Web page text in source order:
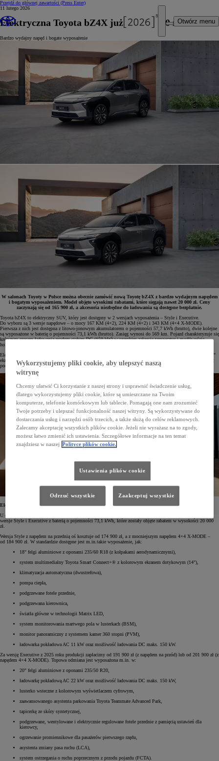
Przejdź do głównej zawartości (Press Enter)
Otwórz menu
11 lutego 2026
Elektryczna Toyota bZ4X już od 165 900 zł
Bardzo wydajny napęd i bogate wyposażenie
W salonach Toyoty w Polsce można obecnie zamówić nową Toyotę bZ4X z bardzo wydajnym napędem
i bogatym wyposażeniem. Model objęto wysokimi rabatami, które sięgają nawet 20 000 zł. Ceny
zaczynają się od 165 900 zł, a akcesoria niezbędne do ładowania są dostępne bezpłatnie.
Toyota bZ4X to elektryczny SUV, który jest dostępny w 2 wersjach wyposażenia – Style i Executive.
Do wyboru są 3 wersje napędowe – o mocy 167 KM (4×2), 224 KM (4×2) i 343 KM (4×4 X-MODE).
Pierwsza z nich jest dostępna z litowo-jonowym akumulatorem o pojemności 57,7 kWh (brutto), dwie kolejne
są wyposażone w baterię o pojemności 73,1 kWh (brutto). Zasięg wynosi do 569 km. Pojazd charakteryzuje się
krótszym czasem ładowania prądem stałym DC (150 kW) w szerokim zakresie temperatur i możliwością
holowania przyczepy z hamulcem do 1500 kg (tylko w wersji 4×4 X-MODE).
Elektryczny SUV Toyoty wyróżnia się na drodze dzięki nowoczesnej stylistyce, a udoskonalone wnętrze z 14"
ekranem systemu multimedialnego i nową konsolą z 2 ładowarkami indukcyjnymi zapewnia wysoki komfort
podróżowania.
Elektryczna Toyota bZ4X 2025 z rabatem do 20 000 zł
U dilerów Toyoty w Polsce można jeszcze zamawiać samochody z 2025 roku produkcji. Dostępne są jeszcze
wersje Style i Executive z baterią o pojemności 73,1 kWh, które zostały objęte rabatem w wysokości 20 000
zł.
Wersja Style z napędem na przednią oś kosztuje od 174 900 zł, a z mocniejszym napędem 4×4 X-MODE –
od 184 900 zł. W standardzie dostępne jest m.in.takie wyposażenie, jak:
18" felgi aluminiowe z oponami 235/60 R18 (z kołpakami aerodynamicznymi),
system multimedialny Toyota Smart Connect+® z kolorowym ekranem dotykowym (14"),
klimatyzacja automatyczna (dwustrefowa),
pompa ciepła,
podgrzewane fotele przednie,
podgrzewana kierownica,
światła główne w technologii Matrix LED,
system monitorowania martwego pola w lusterkach (BSM),
monitor panoramiczny z systemem kamer 360 stopni (PVM),
ładowarka pokładowa AC 11 kW oraz możliwość ładowania DC maks. 150 kW.
Za wersję Executive z 2025 roku produkcji zapłacimy od 191 900 zł (z napędem na przód) lub od 201 900 zł (z
napędem 4×4 X-MODE). Topowa odmiana jest wyposażona m.in. w:
20" felgi aluminiowe z oponami 235/50 R20,
ładowarkę pokładową AC 22 kW oraz możliwość ładowania DC maks. 150 kW,
lusterko wsteczne z kolorowym wyświetlaczem cyfrowym,
zaawansowanego asystenta parkowania Toyota Teammate Advanced Park,
tapicerkę ze skóry syntetycznej,
podgrzewane, wentylowane i elektrycznie regulowane fotele przednie z pamięcią ustawień dla
kierowcy,
ogrzewanie promiennikowe dla pasażerów pierwszego rzędu,
asystenta zmiany pasa ruchu (LCA),
system ostrzegania o ruchu poprzecznym z przodu pojazdu (FCTA).
Wykorzystujemy pliki cookie, aby ulepszyć naszą
witrynę
Chcemy ułatwić Ci korzystanie z naszej strony i usprawnić świadczenie usług,
dlatego wykorzystujemy pliki cookie, które są umieszczane na Twoim
komputerze, telefonie komórkowym lub tablecie. Pomagają one nam zrozumieć
Twoje potrzeby i ulepszać funkcjonalność naszej witryny. Są wykorzystywane do
dostarczania usług i narzędzi osób trzecich, a także służą do celów reklamowych.
Zalecamy akceptację wszystkich plików cookie. Jeżeli nie wyrażasz na to zgody,
możesz łatwo zmienić ich ustawienia. Szczegółowe informacje na ten temat
znajdziesz w naszej Polityce plików cookie.
Ustawienia plików cookie
Odrzuć wszystkie Zaakceptuj wszystkie